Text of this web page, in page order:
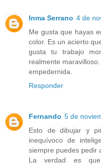
Inma Serrano 4 de
Me gusta que hayas
color. Es un acierto
gusta tu trabajo
realmente
empedernida.
Responder
Fernando 5 de
Esto de dibujar y
inequívoco de
siempre puedes pedir
La verdad es que